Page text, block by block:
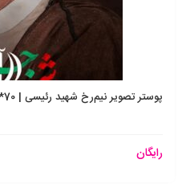
پوستر تصویر نیم‌رخ شهید رئیسی | 70*50 – کیفیت اصلی
رایگان